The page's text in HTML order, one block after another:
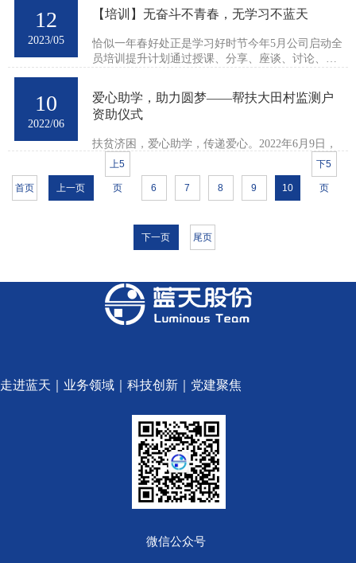
等培训活动在陆续开展中。 上周内训课程主题《人
工智能启示录：赛博打螺丝与赛博修仙》《城市与
小区海绵城市设计思路...
12
2023/05
【培训】无奋斗不青春，无学习不蓝天
恰似一年春好处正是学习好时节今年5月公司启动全
员培训提升计划通过授课、分享、座谈、讨论、主
热进行中提前谋划，周密部署为贯彻落实培训”月计
划“打造高素质、专业...
10
2022/06
爱心助学，助力圆梦——帮扶大田村监测户
资助仪式
扶贫济困，爱心助学，传递爱心。2022年6月9日，
我公司于资源县中锋镇举办了“帮扶大田村监测户资
助仪式”。为王荣丹、王云红两户贫困家庭给予教育
资金资助。仪式现场照片此次得到资助的贫困家庭
收获的不仅仅是物质...
首页 上一页
上5
页 6 7 8 9 10
下5
页
下一页 尾页
走进蓝天 业务领域 科技创新 党建聚焦
微信公众号